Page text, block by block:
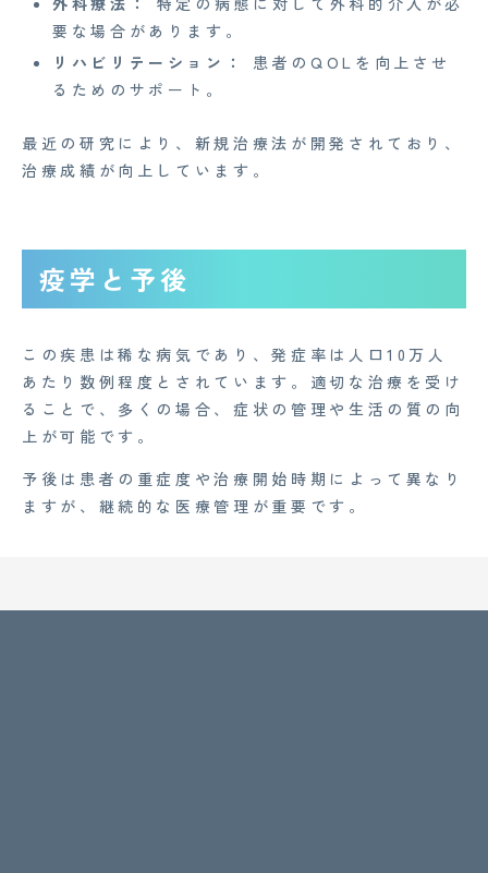
要な場合があります。
リハビリテーション：
患者のQOLを向上させ
るためのサポート。
最近の研究により、新規治療法が開発されており、
治療成績が向上しています。
疫学と予後
この疾患は稀な病気であり、発症率は人口10万人
あたり数例程度とされています。適切な治療を受け
ることで、多くの場合、症状の管理や生活の質の向
上が可能です。
予後は患者の重症度や治療開始時期によって異なり
ますが、継続的な医療管理が重要です。